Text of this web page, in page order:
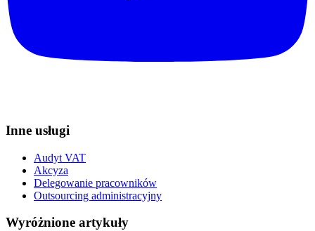
Inne usługi
Audyt VAT
Akcyza
Delegowanie pracowników
Outsourcing administracyjny
Wyróżnione artykuły